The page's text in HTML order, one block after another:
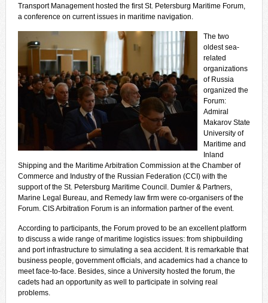
Transport Management hosted the first St. Petersburg Maritime Forum,
a conference on current issues in maritime navigation.
The two
oldest sea-
related
organizations
of Russia
organized the
Forum:
Admiral
Makarov State
University of
Maritime and
Inland
Shipping and the Maritime Arbitration Commission at the Chamber of
Commerce and Industry of the Russian Federation (CCI) with the
support of the St. Petersburg Maritime Council. Dumler & Partners,
Marine Legal Bureau, and Remedy law firm were co-organisers of the
Forum. CIS Arbitration Forum is an information partner of the event.
According to participants, the Forum proved to be an excellent platform
to discuss a wide range of maritime logistics issues: from shipbuilding
and port infrastructure to simulating a sea accident. It is remarkable that
business people, government officials, and academics had a chance to
meet face-to-face. Besides, since a University hosted the forum, the
cadets had an opportunity as well to participate in solving real
problems.